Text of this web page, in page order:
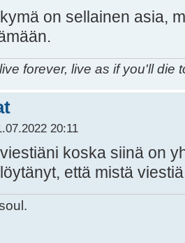
on sellainen asia,
forever, live as if you'll die
20:11
koska siinä on
että mistä